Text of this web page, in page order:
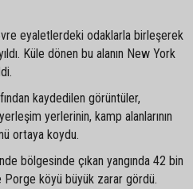
eyaletlerdeki odaklarla birleşerek
Küle dönen bu alanın New York
kaydedilen görüntüler,
yerlerinin, kamp alanlarının
ortaya koydu.
bölgesinde çıkan yangında 42 bin
Porge köyü büyük zarar gördü.